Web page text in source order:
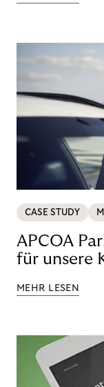
CASE STUDY
APCOA
für unsere
MEHR LESEN